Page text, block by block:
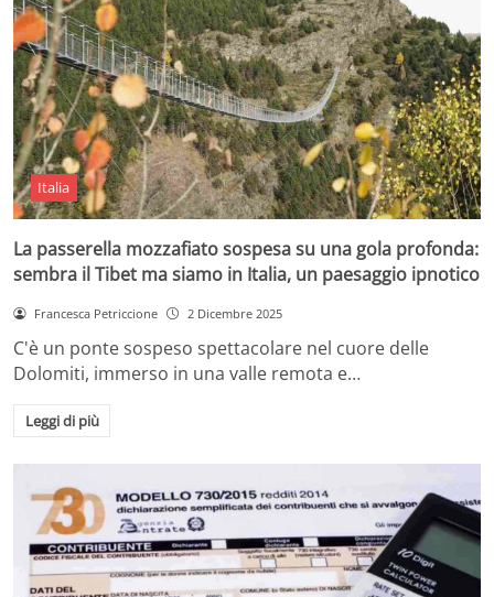
Italia
La passerella mozzafiato sospesa su una gola profonda:
sembra il Tibet ma siamo in Italia, un paesaggio ipnotico
Francesca Petriccione 2 Dicembre 2025
C'è un ponte sospeso spettacolare nel cuore delle
Dolomiti, immerso in una valle remota e…
Leggi di più